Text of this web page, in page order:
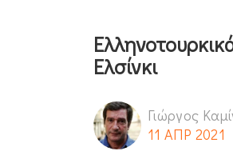
Ελσίνκι
Γιώργος
11 ΑΠΡ 2021